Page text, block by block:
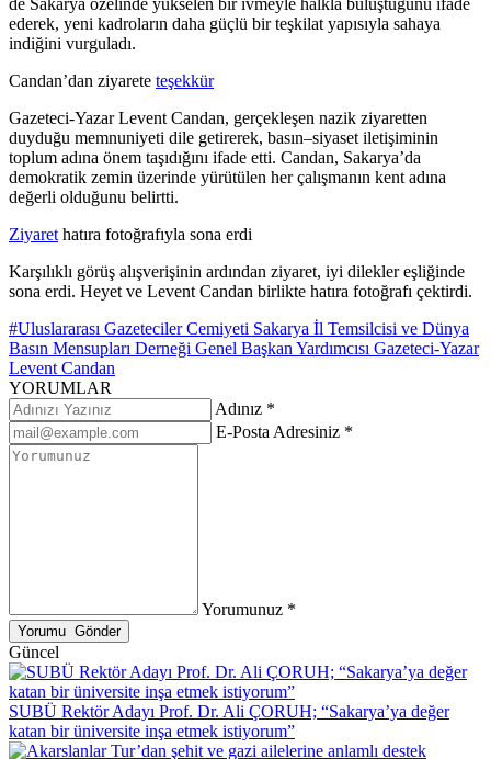
ederek, yeni kadroların daha güçlü bir teşkilat yapısıyla sahaya
indiğini vurguladı.
Candan’dan ziyarete teşekkür
Gazeteci-Yazar Levent Candan, gerçekleşen nazik ziyaretten
duyduğu memnuniyeti dile getirerek, basın–siyaset iletişiminin
toplum adına önem taşıdığını ifade etti. Candan, Sakarya’da
demokratik zemin üzerinde yürütülen her çalışmanın kent adına
değerli olduğunu belirtti.
Ziyaret hatıra fotoğrafıyla sona erdi
Karşılıklı görüş alışverişinin ardından ziyaret, iyi dilekler eşliğinde
sona erdi. Heyet ve Levent Candan birlikte hatıra fotoğrafı çektirdi.
#Uluslararası Gazeteciler Cemiyeti Sakarya İl Temsilcisi ve Dünya
Basın Mensupları Derneği Genel Başkan Yardımcısı Gazeteci-Yazar
Levent Candan
YORUMLAR
Adınız *
E-Posta Adresiniz *
Yorumunuz *
Güncel
SUBÜ Rektör Adayı Prof. Dr. Ali ÇORUH; “Sakarya’ya değer
katan bir üniversite inşa etmek istiyorum”